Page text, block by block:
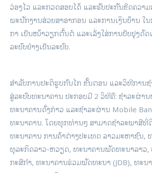
ວ່ອງໄວ ແລະກວດສອບໄດ້ ແລະຮັບປະກັນຂີດຄວາ
ພະນັກງານສ່ວຍສາອາກອນ ແລະການເງິນບ້ານ
ກາ ເປັນໜ້າວຽກຕົ້ນຕໍ ແລະເລັ່ງໃສ່ການປັບປຸງດັ
ລະບົບຢ່າງເປັນລະບົບ.
ສໍາລັບການປະຕິຮູບກົນໄກ ຂັ້ນຕອນ ແລະວິທີການ
ສູ່ລະບົບທະນາຄານ ປະກອບມີ 2 ວິທີຄື: ຊໍາລະຜ່າ
ທະນາຄານດັ່ງກ່າວ ແລະຊໍາລະຜ່ານ Mobile
ທະນາຄານ. ໂດຍທຸກທ່ານໆ ສາມາດຊໍາລະພາສີທີ່
ທະນາຄານ ການຄ້າຕ່າງປະເທດ ລາວມະຫາຊົນ,
ທຸລະກິດລາວ-ຫວຽດ, ທະນາຄານພັດທະນາລາວ,
ກະສີກໍາ, ທະນາຄານຮ່ວມພັດທະນາ (JDB), ທະນ